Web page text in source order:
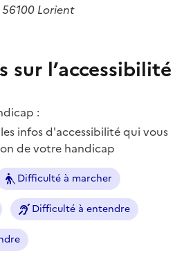
Lorient
l’accessibilité
:
infos d'accessibilité qui vous
de votre handicap
Difficulté à marcher
Difficulté à entendre